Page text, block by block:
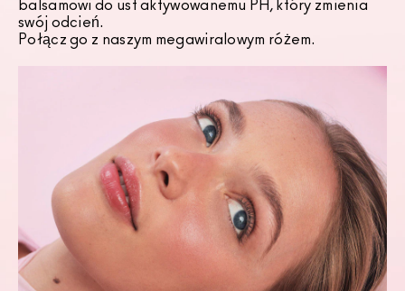
balsamowi do ust aktywowanemu PH, który zmienia
swój odcień.
Połącz go z naszym megawiralowym różem.